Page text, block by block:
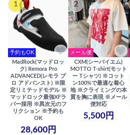
1
予約もOK
MadRock(マッドロッ
ク) Remora Pro
ADVANCED(レモラ プ
ロ アドバンスト) ※限
定リミテッドモデル ※
マッドロック最強XFラ
バー採用 ※異次元のフ
リクション ※予約も
OK
28,600円
2
メール便
CXM(シーバイエム)
MOTTO T-shirt(モット
ー Tシャツ) ※コット
ン100%で最適な着心
地 ※クライミングの本
質を胸に表現 ※メール
便対応
5,500円